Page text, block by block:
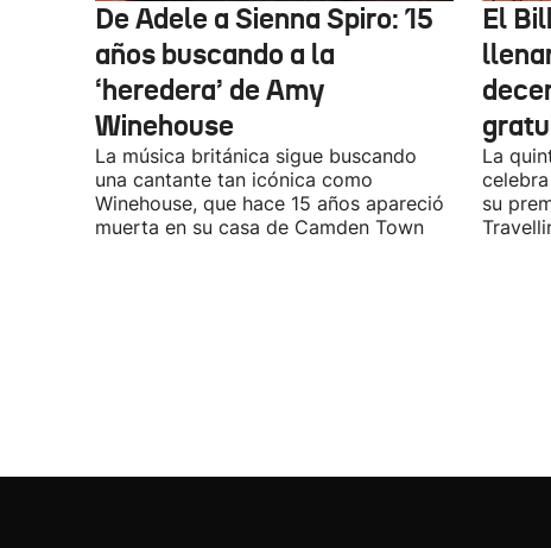
De Adele a Sienna Spiro: 15
años buscando a la
‘heredera’ de Amy
Winehouse
La música británica sigue buscando
una cantante tan icónica como
Winehouse, que hace 15 años apareció
muerta en su casa de Camden Town
El
La
su